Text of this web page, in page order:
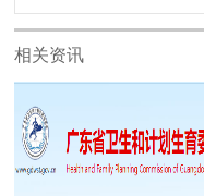
相关资讯